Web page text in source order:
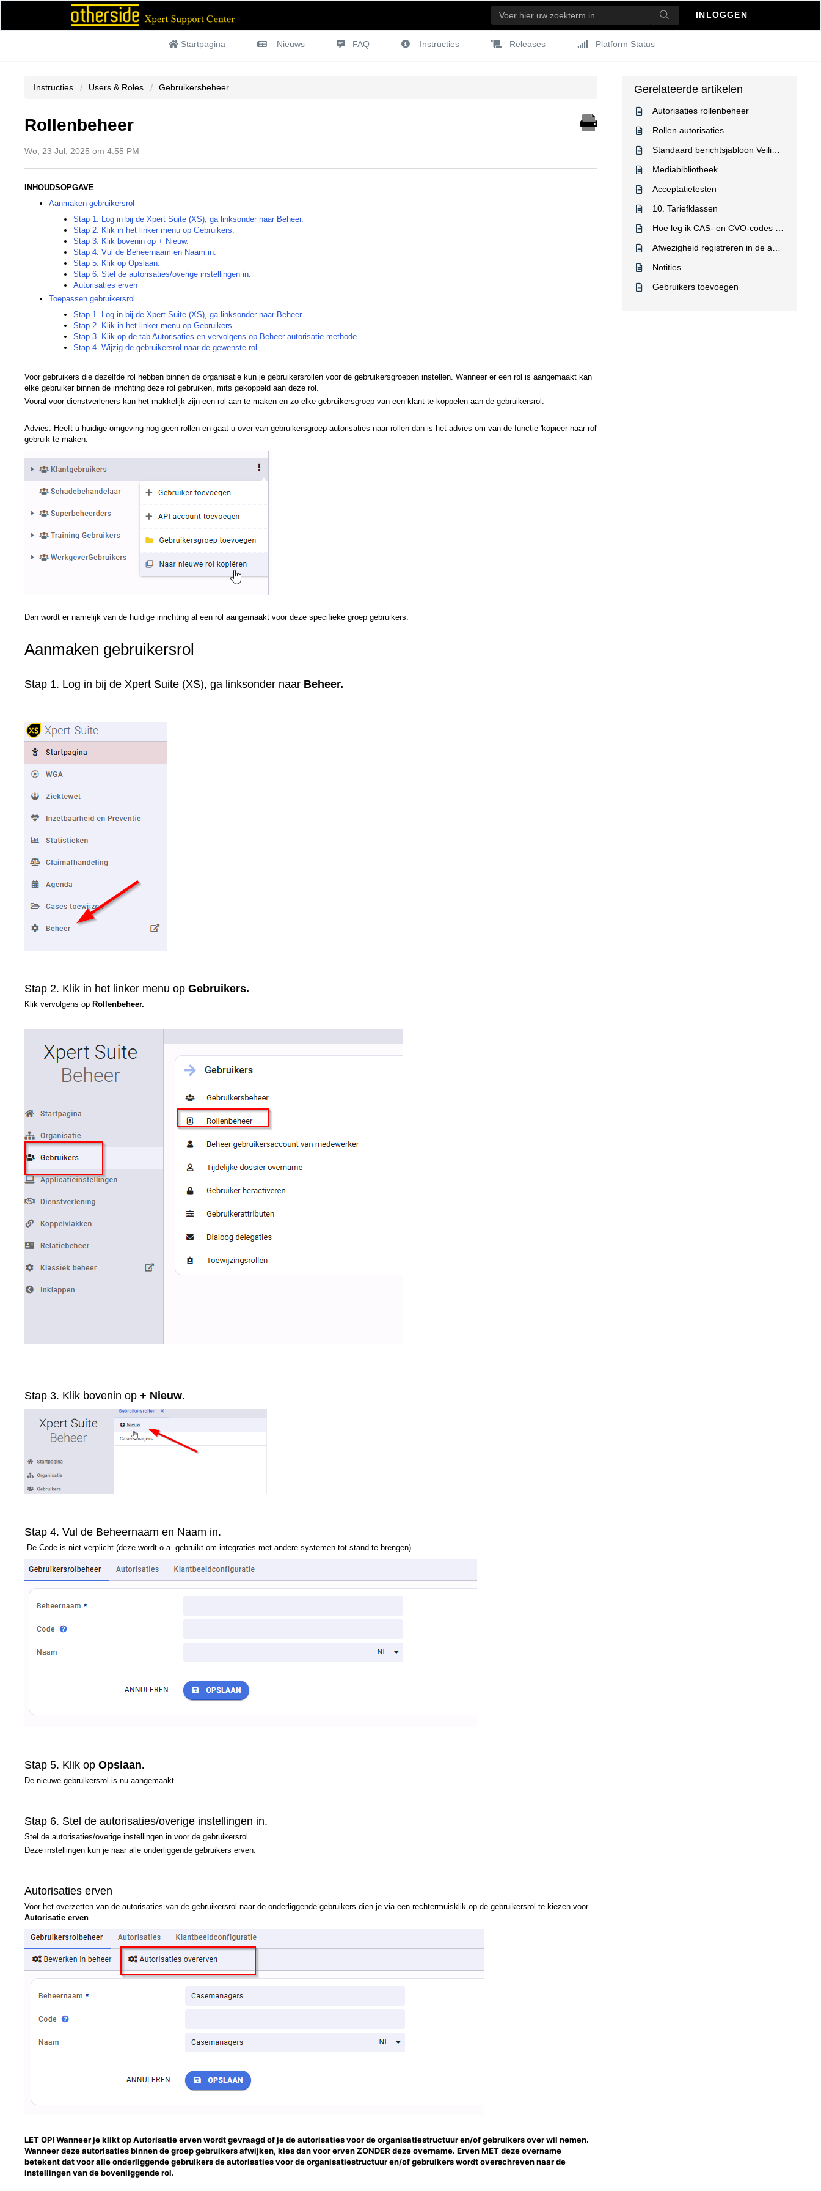
INLOGGEN
Startpagina Nieuws FAQ Instructies Releases Platform Status
Instructies Users & Roles Gebruikersbeheer
Rollenbeheer
Wo, 23 Jul, 2025 om 4:55 PM
INHOUDSOPGAVE
Aanmaken gebruikersrol
Stap 1. Log in bij de Xpert Suite (XS), ga linksonder naar Beheer.
Stap 2. Klik in het linker menu op Gebruikers.
Stap 3. Klik bovenin op + Nieuw.
Stap 4. Vul de Beheernaam en Naam in.
Stap 5. Klik op Opslaan.
Stap 6. Stel de autorisaties/overige instellingen in.
Autorisaties erven
Toepassen gebruikersrol
Stap 1. Log in bij de Xpert Suite (XS), ga linksonder naar Beheer.
Stap 2. Klik in het linker menu op Gebruikers.
Stap 3. Klik op de tab Autorisaties en vervolgens op Beheer autorisatie methode.
Stap 4. Wijzig de gebruikersrol naar de gewenste rol.
Voor gebruikers die dezelfde rol hebben binnen de organisatie kun je gebruikersrollen voor de gebruikersgroepen instellen. Wanneer er een rol is aangemaakt kan
elke gebruiker binnen de inrichting deze rol gebruiken, mits gekoppeld aan deze rol.
Vooral voor dienstverleners kan het makkelijk zijn een rol aan te maken en zo elke gebruikersgroep van een klant te koppelen aan de gebruikersrol.
Advies: Heeft u huidige omgeving nog geen rollen en gaat u over van gebruikersgroep autorisaties naar rollen dan is het advies om van de functie 'kopieer naar rol'
gebruik te maken:
Dan wordt er namelijk van de huidige inrichting al een rol aangemaakt voor deze specifieke groep gebruikers.
Aanmaken gebruikersrol
Stap 1. Log in bij de Xpert Suite (XS), ga linksonder naar Beheer.
Stap 2. Klik in het linker menu op Gebruikers.
Klik vervolgens op Rollenbeheer.
Stap 3. Klik bovenin op + Nieuw.
Stap 4. Vul de Beheernaam en Naam in.
De Code is niet verplicht (deze wordt o.a. gebruikt om integraties met andere systemen tot stand te brengen).
Stap 5. Klik op Opslaan.
De nieuwe gebruikersrol is nu aangemaakt.
Stap 6. Stel de autorisaties/overige instellingen in.
Stel de autorisaties/overige instellingen in voor de gebruikersrol.
Deze instellingen kun je naar alle onderliggende gebruikers erven.
Autorisaties erven
Voor het overzetten van de autorisaties van de gebruikersrol naar de onderliggende gebruikers dien je via een rechtermuisklik op de gebruikersrol te kiezen voor
Autorisatie erven
LET OP! Wanneer je klikt op Autorisatie erven wordt gevraagd of je de autorisaties voor de organisatiestructuur en/of gebruikers over wil nemen.
Wanneer deze autorisaties binnen de groep gebruikers afwijken, kies dan voor erven ZONDER deze overname. Erven MET deze overname
betekent dat voor alle onderliggende gebruikers de autorisaties voor de organisatiestructuur en/of gebruikers wordt overschreven naar de
instellingen van de bovenliggende rol.
Gerelateerde artikelen
Autorisaties rollenbeheer
Rollen autorisaties
Mediabibliotheek
Acceptatietesten
10. Tariefklassen
Notities
Gebruikers toevoegen